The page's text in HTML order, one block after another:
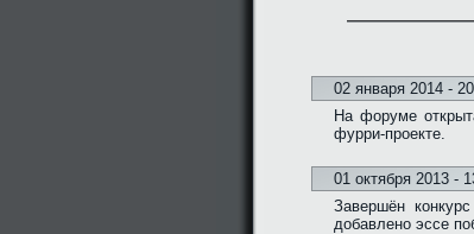
02 января 2014 -
На форуме
фурри-проекте.
01 октября 2013 -
Завершён
добавлено эссе